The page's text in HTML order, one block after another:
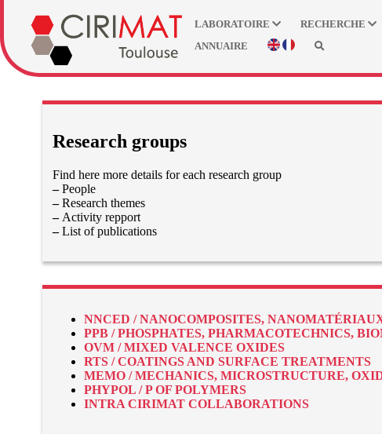
LABORATOIRE RECHERCHE
ANNUAIRE
Research groups
Find here more details for each research group
–People
–Research themes
–Activity repport
–List of publications
NNCED / NANOCOMPOSITES,
PPB / PHOSPHATES, PHARMACOTECHNICS,
OVM / MIXED VALENCE OXIDES
RTS / COATINGS AND SURFACE TREATMENTS
MEMO / MECHANICS, MICROSTRUCTURE,
PHYPOL / P OF POLYMERS
INTRA CIRIMAT COLLABORATIONS